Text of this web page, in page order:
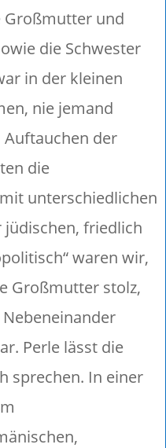
Großmutter und
die Schwester
in der kleinen
nie jemand
der
die
unterschiedlichen
jüdischen, friedlich
waren wir,
Großmutter stolz,
Perle lässt die
sprechen. In einer